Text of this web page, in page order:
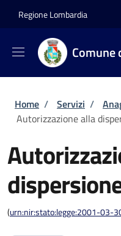
Regione Lombardia
Comune
Briciole di
Home / Servizi /
Autorizzazione alla
(urn:nir:stato:legge:2001-03-